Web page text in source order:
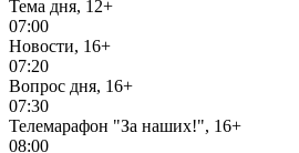
Тема дня, 12+
07:00
Новости, 16+
07:20
Вопрос дня, 16+
07:30
Телемарафон "За наших!", 16+
08:00